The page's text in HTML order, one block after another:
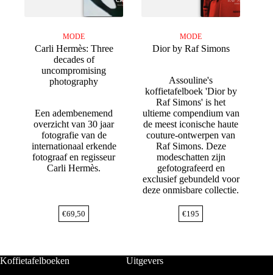
MODE
Carli Hermès: Three
decades of
uncompromising
photography
Een adembenemend
overzicht van 30 jaar
fotografie van de
internationaal erkende
fotograaf en regisseur
Carli Hermès.
€69,50
MODE
Dior by Raf Simons
Assouline's
koffietafelboek 'Dior by
Raf Simons' is het
ultieme compendium van
de meest iconische haute
couture-ontwerpen van
Raf Simons. Deze
modeschatten zijn
gefotografeerd en
exclusief gebundeld voor
deze onmisbare collectie.
€195
Koffietafelboeken
Uitgevers